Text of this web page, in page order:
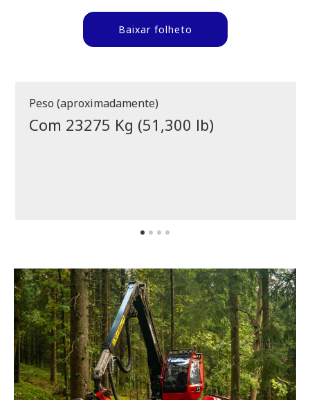
Baixar folheto
Peso (aproximadamente)
Com 23275 Kg (51,300 lb)